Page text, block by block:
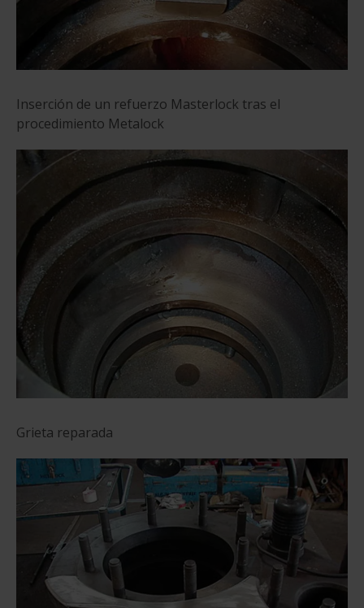
Inserción de un refuerzo Masterlock tras el
procedimiento Metalock
Grieta reparada